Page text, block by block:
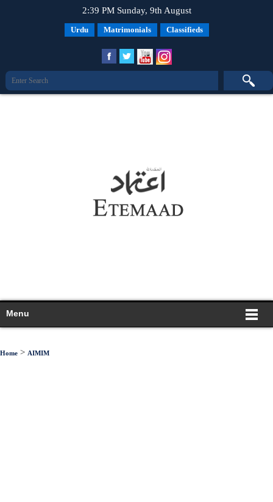
2:39 PM Sunday, 9th August
Urdu Matrimonials Classifieds
Menu
Home > AIMIM